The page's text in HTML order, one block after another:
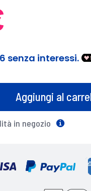
Aggiungi al
in negozio